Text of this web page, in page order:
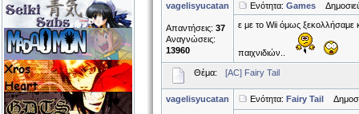
vagelisyucatan
Απαντήσεις: 37
Αναγνώσεις:
13960
Ενότητα: Games
ε με το Wii όμως ξεκολλήσαμε
παιχνιδιών..
Θέμα: [AC] Fairy Tail
vagelisyucatan Ενότητα: Fairy Tail